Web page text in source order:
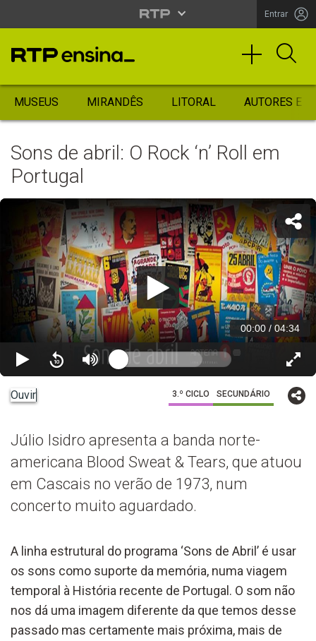
Entrar
MUSEUS MIRANDÊS LITORAL AUTORES
Sons de abril: O Rock ‘n’ Roll em
Portugal
00:00 / 04:34
Ouvir 3.º CICLO SECUNDÁRIO
Júlio Isidro apresenta a banda norte-
americana Blood Sweat & Tears, que atuou
em Cascais no verão de 1973, num
concerto muito aguardado.
A linha estrutural do programa ‘Sons de Abril’ é usar
os sons como suporte da memória, numa viagem
temporal à História recente de Portugal. O som não
nos dá uma imagem diferente da que temos desse
passado mas certamente mais próxima, mais de